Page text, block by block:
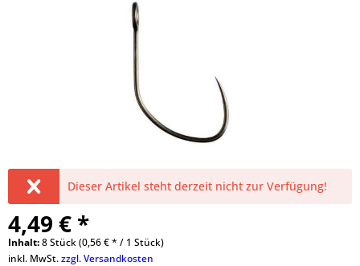
Dieser Artikel steht derzeit nicht zur Verfügung!
4,49 € *
Inhalt:8 Stück (0,56 € * / 1 Stück)
inkl. MwSt.zzgl. Versandkosten